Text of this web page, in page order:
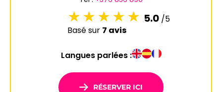
5.0 /5
Basé sur 7 avis
Langues parlées :
RÉSERVER ICI